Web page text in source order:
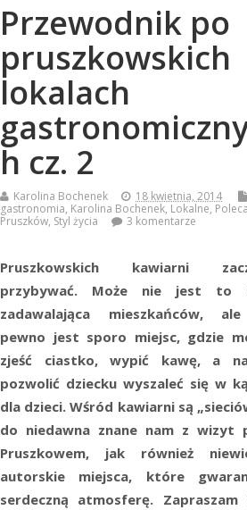
Przewodnik po
pruszkowskich
lokalach
h cz. 2
Karolina Bochenek
18 kwietnia, 2014
gastronomia, Karolina Bochenek, Lokalne,
Pruszków, Styl życia 3 komentarze
Pruszkowskich kawiarni
przybywać. Może nie jest to
zadawalająca mieszkańców,
pewno jest sporo miejsc, gdzie
zjeść ciastko, wypić kawę, a
pozwolić dziecku wyszaleć się w
dla dzieci. Wśród kawiarni są
do niedawna znane nam z wizyt
Pruszkowem, jak również
autorskie miejsca, które
serdeczną atmosferę. Zapraszam